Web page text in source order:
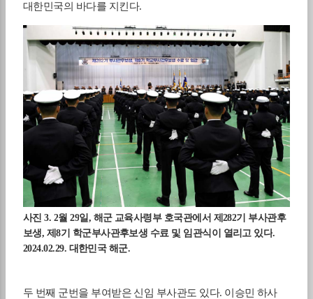
대한민국의 바다를 지킨다.
사진 3. 2월 29일 , 해군 교육사령부 호국관에서 제 282기 부사관후
보생, 제8기 학군부사관후보생 수료 및 임관식이 열리고 있다.
2024.02.29. 대한민국 해군.
두 번째 군번을 부여받은 신임 부사관도 있다. 이승민 하사